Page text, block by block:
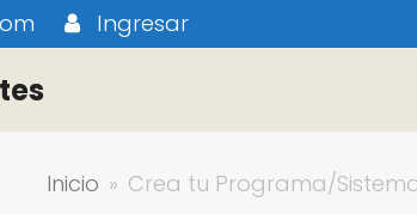
Ingresar
Inicio » Crea tu Programa/